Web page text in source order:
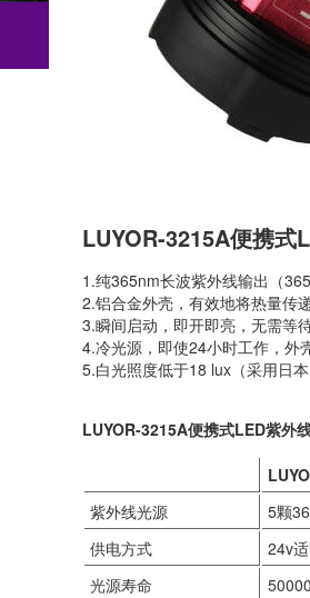
LUYOR-3215A便携式
1.纯365nm长波紫外线输出（
2.铝合金外壳，有效地将热量传递
3.瞬间启动，即开即亮，无需等待
4.冷光源，即使24小时工作，外
5.白光照度低于18 lux（采用日
LUYOR-3215A便携式LED紫外
紫外线光源
5颗
供电方式
24v
光源寿命